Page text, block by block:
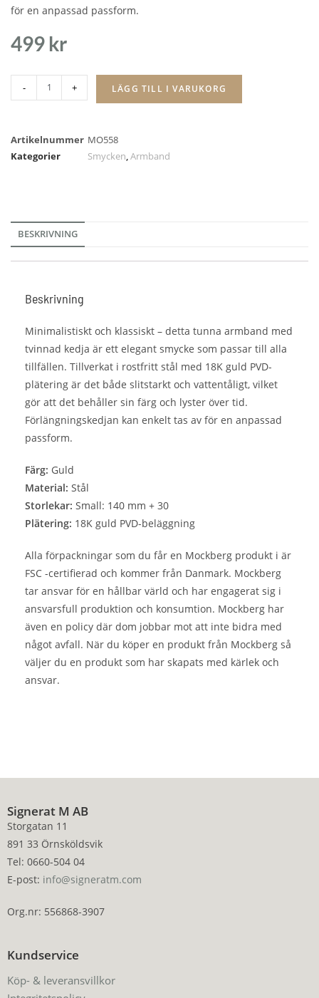
för en anpassad passform.
499 kr
- + LÄGG TILL I VARUKORG
Artikelnummer MO558
Kategorier
Smycken,Armband
BESKRIVNING
Beskrivning
Minimalistiskt och klassiskt – detta tunna armband med
tvinnad kedja är ett elegant smycke som passar till alla
tillfällen. Tillverkat i rostfritt stål med 18K guld PVD-
plätering är det både slitstarkt och vattentåligt, vilket
gör att det behåller sin färg och lyster över tid.
Förlängningskedjan kan enkelt tas av för en anpassad
passform.
Färg: Guld
Material: Stål
Storlekar: Small: 140 mm + 30
Plätering: 18K guld PVD-beläggning
Alla förpackningar som du får en Mockberg produkt i är
FSC -certifierad och kommer från Danmark. Mockberg
tar ansvar för en hållbar värld och har engagerat sig i
ansvarsfull produktion och konsumtion. Mockberg har
även en policy där dom jobbar mot att inte bidra med
något avfall. När du köper en produkt från Mockberg så
väljer du en produkt som har skapats med kärlek och
ansvar.
Signerat M AB
Storgatan 11
891 33 Örnsköldsvik
Tel: 0660-504 04
E-post: info@signeratm.com
Org.nr: 556868-3907
Kundservice
Köp- & leveransvillkor